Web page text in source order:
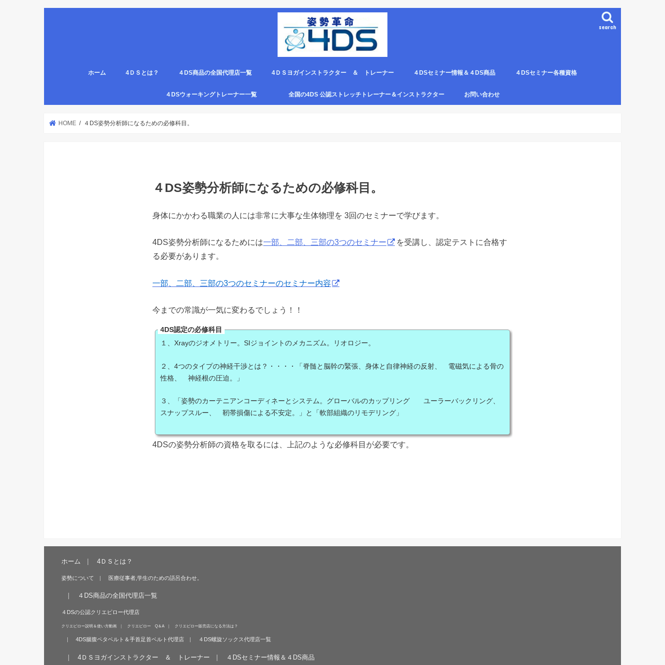
search
ホーム 4ＤＳとは？
医療従事者,学生のための語呂合わせ。
４DS商品の全国代理店一覧
４DSの公認クリエピロー代理店 クリエピロー説明＆使い方動画
クリエピロー Q＆A
クリエピロー販売店になる方法は？
4DS腸腹ペタベルト＆手首足首ベルト
４DS螺旋ソックス代理店一覧
4ＤＳヨガインストラクター ＆ トレーナー ４DSセミナー情報＆４DS商品
4ds商品
４DSのテンプレート（S字カーブ定
４ＤＳの各部門の説明
4DS セミナー受講料について
セミナー受講のルールとキャンセルに
４DSセミナー各種資格
４DSウォーキングトレーナー一覧 全国の4DS 公認ストレッチトレーナー＆インストラクター お問い合わせ
HOME ４DS姿勢分析師になるための必修科目。
４DS姿勢分析師になるための必修科目。
身体にかかわる職業の人には非常に大事な生体物理を 3回のセミナーで学びます。
4DS姿勢分析師になるためには一部、二部、三部の3つのセミナー
を受講し、認定テストに合格す
る必要があります。
一部、二部、三部の3つのセミナーのセミナー内容
今までの常識が一気に変わるでしょう！！
4DS認定の必修科目
１、Xrayのジオメトリー。SIジョイントのメカニズム。リオロジー。
２、4つのタイプの神経干渉とは？・・・・「脊髄と脳幹の緊張、身体と自律神経の反射、 電磁気による骨の
性格、 神経根の圧迫。」
３、「姿勢のカーテニアンコーディネーとシステム。グローバルのカップリング ユーラーバックリング、
スナップスルー、 靭帯損傷による不安定。」と「軟部組織のリモデリング」
4DSの姿勢分析師の資格を取るには、上記のような必修科目が必要です。
ホーム 4ＤＳとは？
姿勢について 医療従事者,学生のための語呂合わせ。
４DS商品の全国代理店一覧
４DSの公認クリエピロー代理店
クリエピロー説明＆使い方動画 クリエピロー Q＆A クリエピロー販売店になる方法は？
4DS腸腹ペタベルト＆手首足首ベルト代理店 ４DS螺旋ソックス代理店一覧
4ＤＳヨガインストラクター ＆ トレーナー ４DSセミナー情報＆４DS商品